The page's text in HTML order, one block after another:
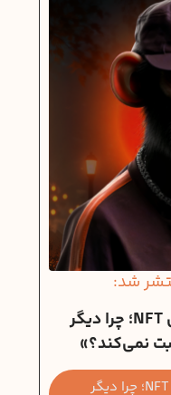
بولتن 112 - «مرگ خاموش NFT؛ چرا دیگر
بولتن 112 – «مرگ خاموش NFT؛ چرا دیگر